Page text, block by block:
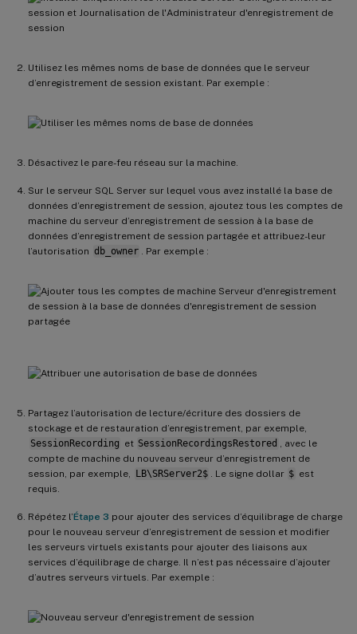
Utilisez les mêmes noms de base de données que le serveur
d’enregistrement de session existant. Par exemple :
Désactivez le pare-feu réseau sur la machine.
Sur le serveur SQL Server sur lequel vous avez installé la base de
données d’enregistrement de session, ajoutez tous les comptes de
machine du serveur d’enregistrement de session à la base de
données d’enregistrement de session partagée et attribuez-leur
l’autorisation db_owner . Par exemple :
Partagez l’autorisation de lecture/écriture des dossiers de
stockage et de restauration d’enregistrement, par exemple,
SessionRecording et SessionRecordingsRestored
, avec le
compte de machine du nouveau serveur d’enregistrement de
session, par exemple,
LB\SRServer2$ . Le signe dollar $ est
requis.
Répétez l’Étape 3 pour ajouter des services d’équilibrage de charge
pour le nouveau serveur d’enregistrement de session et modifier
les serveurs virtuels existants pour ajouter des liaisons aux
services d’équilibrage de charge. Il n’est pas nécessaire d’ajouter
d’autres serveurs virtuels. Par exemple :